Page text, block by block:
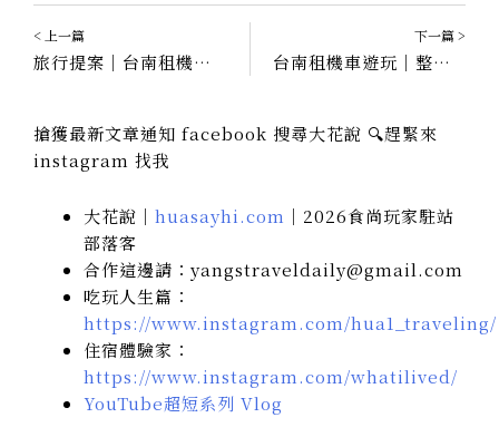
< 上一篇
旅行提案｜台南租機車兩天一夜輕旅行，5 間美食景點咖啡店
下一篇 >
台南租機車遊玩｜整理台南中西區美食、景點與住宿
搶獲最新文章通知 facebook 搜尋大花說 🔍趕緊來
instagram 找我
大花說｜ huasayhi.com ｜2026食尚玩家駐站
部落客
合作這邊請：yangstraveldaily@gmail.com
吃玩人生篇：
https://www.instagram.com/hua1_traveling/
住宿體驗家：
https://www.instagram.com/whatilived/
YouTube超短系列 Vlog